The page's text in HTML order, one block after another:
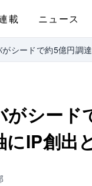
載 ニュース
がシードで約5億円調
がシード
IP創出